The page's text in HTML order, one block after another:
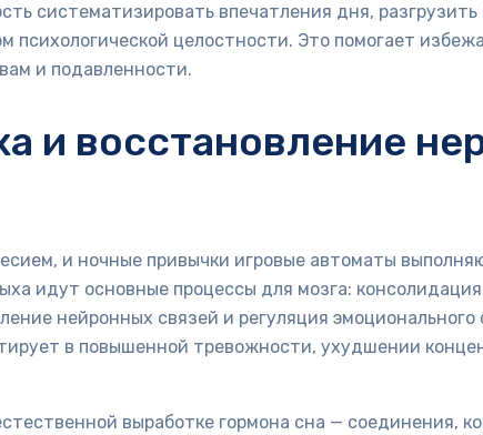
систематизировать впечатления дня, разгрузить
психологической целостности. Это помогает
и подавленности.
и восстановление
и ночные привычки игровые автоматы
идут основные процессы для мозга:
нейронных связей и регуляция
в повышенной тревожности, ухудшении
выработке гормона сна — соединения,